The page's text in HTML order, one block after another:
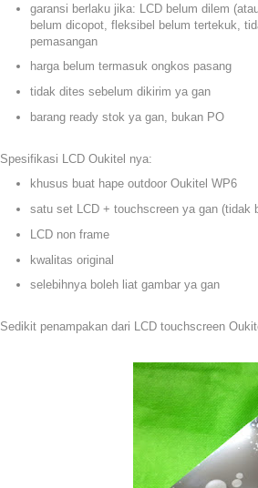
garansi berlaku jika: LCD belum dilem
belum dicopot, fleksibel belum tertekuk,
pemasangan
harga belum termasuk ongkos pasang
tidak dites sebelum dikirim ya gan
barang ready stok ya gan, bukan PO
Spesifikasi LCD Oukitel nya:
khusus buat hape outdoor Oukitel WP6
satu set LCD + touchscreen ya gan (tidak
LCD non frame
kwalitas original
selebihnya boleh liat gambar ya gan
Sedikit penampakan dari LCD touchscreen